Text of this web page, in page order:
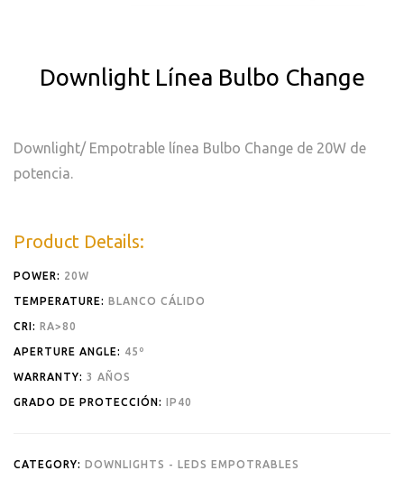
Downlight Línea Bulbo Change
Downlight/ Empotrable línea Bulbo Change de 20W de
potencia.
Product Details:
POWER: 20W
TEMPERATURE: BLANCO CÁLIDO
CRI: RA>80
APERTURE ANGLE: 45º
WARRANTY: 3 AÑOS
GRADO DE PROTECCIÓN: IP40
CATEGORY: DOWNLIGHTS - LEDS EMPOTRABLES